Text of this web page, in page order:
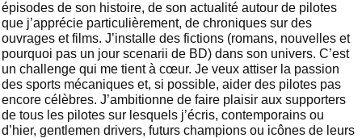
épisodes de son histoire, de son actualité autour de pilotes
que j’apprécie particulièrement, de chroniques sur des
ouvrages et films. J’installe des fictions (romans, nouvelles et
pourquoi pas un jour scenarii de BD) dans son univers. C’est
un challenge qui me tient à cœur. Je veux attiser la passion
des sports mécaniques et, si possible, aider des pilotes pas
encore célèbres. J’ambitionne de faire plaisir aux supporters
de tous les pilotes sur lesquels j’écris, contemporains ou
d’hier, gentlemen drivers, futurs champions ou icônes de leurs